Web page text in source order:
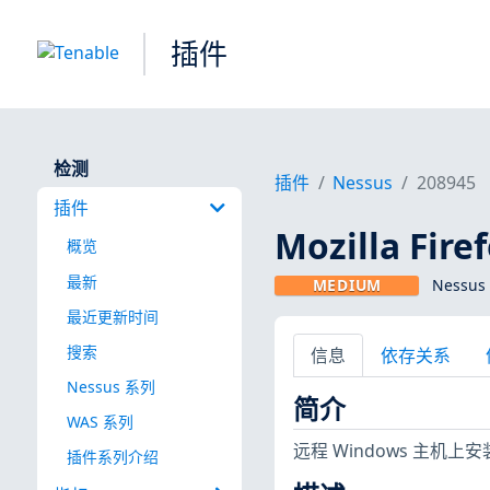
插件
检测
插件
概览
最新
最近更新时间
搜索
Nessus 系列
WAS 系列
插件系列介绍
插件 Nessus 208945
Mozilla
MEDIUM Nessus
信息 依存关系
简介
远程 Windows 主机上安